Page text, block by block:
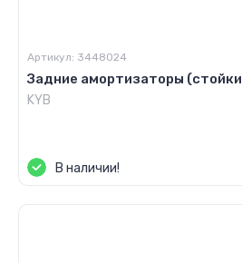
Артикул: 3448024
Задние амортизаторы
KYB
В наличии!